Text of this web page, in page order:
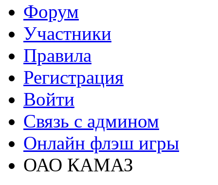
Форум
Участники
Правила
Регистрация
Войти
Связь с админом
Онлайн флэш игры
ОАО КАМАЗ